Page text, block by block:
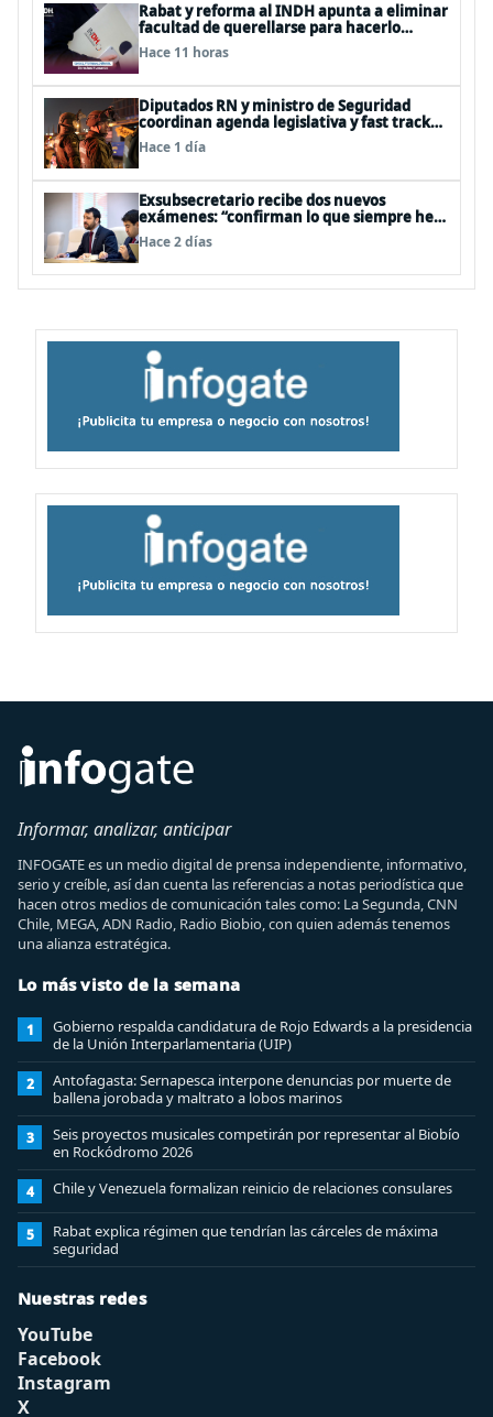
Rabat y reforma al INDH apunta a eliminar
facultad de querellarse para hacerlo
“consultivo”
Hace 11 horas
Diputados RN y ministro de Seguridad
coordinan agenda legislativa y fast track
de proyectos
Hace 1 día
Exsubsecretario recibe dos nuevos
exámenes: “confirman lo que siempre he
dicho que no consumo droga”
Hace 2 días
Informar, analizar, anticipar
INFOGATE es un medio digital de prensa independiente, informativo,
serio y creíble, así dan cuenta las referencias a notas periodística que
hacen otros medios de comunicación tales como: La Segunda, CNN
Chile, MEGA, ADN Radio, Radio Biobio, con quien además tenemos
una alianza estratégica.
Lo más visto de la semana
1
Gobierno respalda candidatura de Rojo Edwards a la presidencia
de la Unión Interparlamentaria (UIP)
2
Antofagasta: Sernapesca interpone denuncias por muerte de
ballena jorobada y maltrato a lobos marinos
3
Seis proyectos musicales competirán por representar al Biobío
en Rockódromo 2026
4 Chile y Venezuela formalizan reinicio de relaciones consulares
5
Rabat explica régimen que tendrían las cárceles de máxima
seguridad
Nuestras redes
YouTube
Facebook
Instagram
X